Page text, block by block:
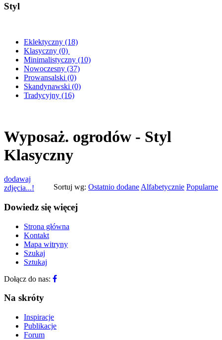
Styl
Eklektyczny (18)
Klasyczny (0)
Minimalistyczny (10)
Nowoczesny (37)
Prowansalski (0)
Skandynawski (0)
Tradycyjny (16)
Wyposaż. ogrodów - Styl
Klasyczny
Sortuj wg: Ostatnio dodane Alfabetycznie Popularne
dodawaj
zdjęcia...!
Dowiedz się więcej
Strona główna
Kontakt
Mapa witryny
Szukaj
Sztukaj
Dołącz do nas:
Na skróty
Inspiracje
Publikacje
Forum